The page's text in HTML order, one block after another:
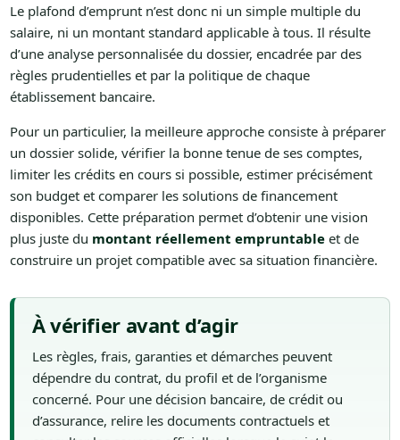
Le plafond d’emprunt n’est donc ni un simple multiple du
salaire, ni un montant standard applicable à tous. Il résulte
d’une analyse personnalisée du dossier, encadrée par des
règles prudentielles et par la politique de chaque
établissement bancaire.
Pour un particulier, la meilleure approche consiste à préparer
un dossier solide, vérifier la bonne tenue de ses comptes,
limiter les crédits en cours si possible, estimer précisément
son budget et comparer les solutions de financement
disponibles. Cette préparation permet d’obtenir une vision
plus juste du montant réellement empruntableet de
construire un projet compatible avec sa situation financière.
À vérifier avant d’agir
Les règles, frais, garanties et démarches peuvent
dépendre du contrat, du profil et de l’organisme
concerné. Pour une décision bancaire, de crédit ou
d’assurance, relire les documents contractuels et